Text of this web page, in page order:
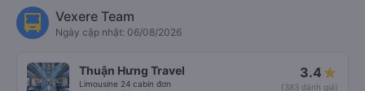
Vexere Team
Ngày cập nhật: 06/08/2026
Thuận Hưng Travel
Limousine 24 cabin đơn
3.4
(383 đánh giá)